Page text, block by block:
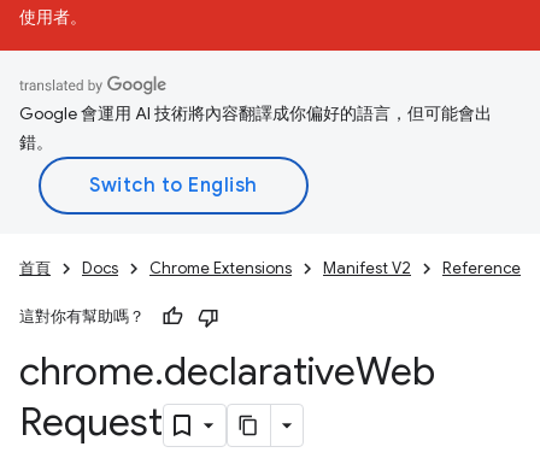
使用者。
Google 會運用 AI 技術將內容翻譯成你偏好的語言，但可能會出
錯。
首頁 Docs Chrome Extensions Manifest V2 Reference
這對你有幫助嗎？
chrome.declarativeWeb
Request